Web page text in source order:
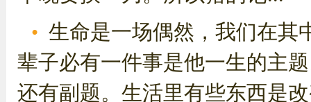
生命是一场偶然，我们在其
辈子必有一件事是他一生的主
还有副题。生活里有些东西是